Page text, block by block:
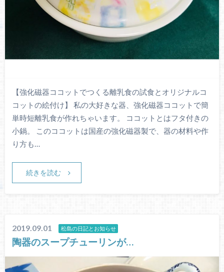
【強化磁器ココットでつくる離乳食の試食とオリジナルコ
コットの絵付け】 私の大好きな器、強化磁器ココットで簡
単時短離乳食が作れちゃいます。 ココットとはフタ付きの
小鍋。 このココットは国産の強化磁器製で、器の材料や作
り方も…
続きを読む
2019.09.01 松島の日記とお知らせ
陶器のスープチューリンが…